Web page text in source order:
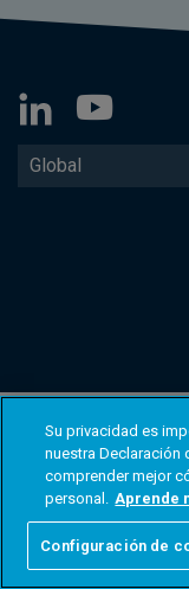
Global
Su privacidad es
nuestra Declaración
comprender mejor
personal. Aprende
Configuración de